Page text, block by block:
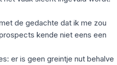
de gedachte dat ik me zou
kende niet eens een
er is geen greintje nut behalve